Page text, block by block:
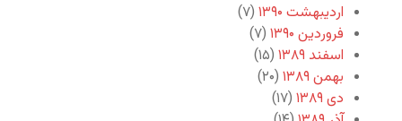
اردیبهشت ۱۳۹۰
(۷)
فروردین ۱۳۹۰
(۷)
اسفند ۱۳۸۹
(۱۵)
بهمن ۱۳۸۹
(۲۰)
دی ۱۳۸۹
(۱۷)